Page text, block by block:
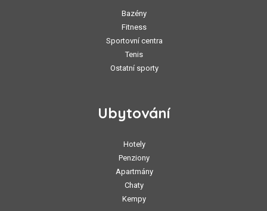
Bazény
Fitness
Sportovní centra
Tenis
Ostatní sporty
Ubytování
Hotely
Penziony
Apartmány
Chaty
Kempy